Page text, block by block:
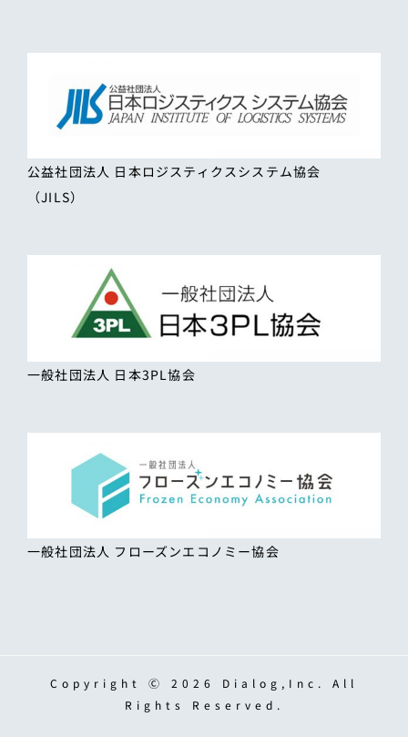
公益社団法人 日本ロジスティクスシステム協会
（JILS）
一般社団法人 日本3PL協会
一般社団法人 フローズンエコノミー協会
Copyright Ⓒ 2026 Dialog,Inc. All
Rights Reserved.